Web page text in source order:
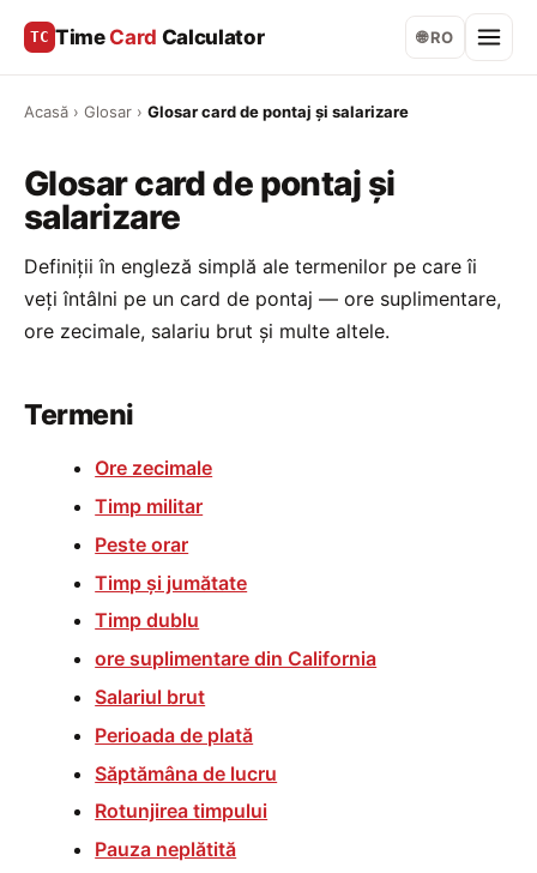
TC Time Card Calculator 🌐 RO
Acasă › Glosar › Glosar card de pontaj și salarizare
Glosar card de pontaj și
salarizare
Definiții în engleză simplă ale termenilor pe care îi
veți întâlni pe un card de pontaj — ore suplimentare,
ore zecimale, salariu brut și multe altele.
Termeni
Ore zecimale
Timp militar
Peste orar
Timp și jumătate
Timp dublu
ore suplimentare din California
Salariul brut
Perioada de plată
Săptămâna de lucru
Rotunjirea timpului
Pauza neplătită